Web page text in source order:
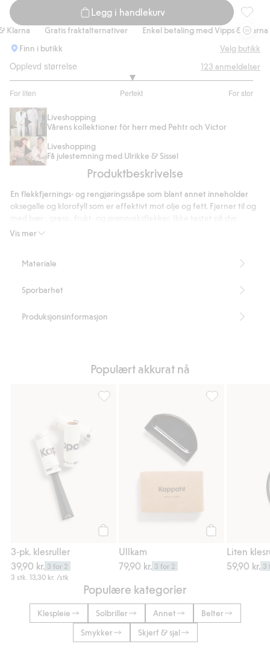
Handle nå
Legg i handlekurv
Gratis fraktalternativer
Enkel betaling med Vipps & Klarna
Finn i butikk
Velg butikk
Opplevd størrelse
For liten Perfekt For stor
av
5
84
stemmer
123 anmeldelser
Liveshopping
Vårens kollektioner för herr med Pehtr och Victor
Liveshopping
Få julestemning med Ulrikke & Sissel
Produktbeskrivelse
Vis mer
En flekkfjernings- og rengjøringssåpe som blant annet inneholder
oksegalle og klorofyll som er effektivt mot olje og fett. Fjerner til og
Inneholder kun naturlige ingredienser og er dermed biologisk
Materiale
Sporbarhet
Produksjonsinformasjon
Populært akkurat nå
3-pk. klesruller
39,90 kr. 3 for 2
3 stk. 13,30 kr. /stk
Ullkam
79,90 kr. 3 for 2
Liten
59,90 kr. 3
Populære kategorier
Klespleie Solbriller Annet
Belter
Smykker
Skjerf & sjal